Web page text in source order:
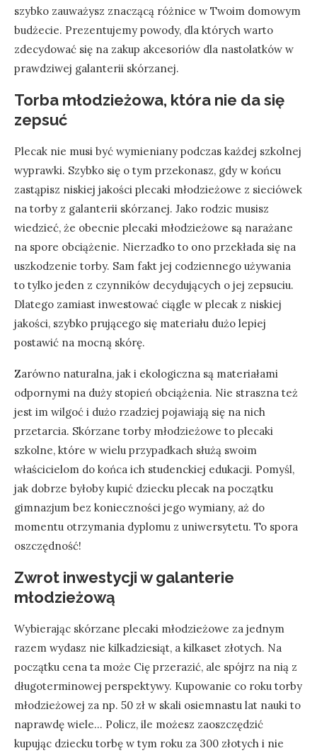
szybko zauważysz znaczącą różnice w Twoim domowym
budżecie. Prezentujemy powody, dla których warto
zdecydować się na zakup akcesoriów dla nastolatków w
prawdziwej galanterii skórzanej.
Torba młodzieżowa, która nie da się
zepsuć
Plecak nie musi być wymieniany podczas każdej szkolnej
wyprawki. Szybko się o tym przekonasz, gdy w końcu
zastąpisz niskiej jakości plecaki młodzieżowe z sieciówek
na torby z galanterii skórzanej. Jako rodzic musisz
wiedzieć, że obecnie plecaki młodzieżowe są narażane
na spore obciążenie. Nierzadko to ono przekłada się na
uszkodzenie torby. Sam fakt jej codziennego używania
to tylko jeden z czynników decydujących o jej zepsuciu.
Dlatego zamiast inwestować ciągle w plecak z niskiej
jakości, szybko prującego się materiału dużo lepiej
postawić na mocną skórę.
Zarówno naturalna, jak i ekologiczna są materiałami
odpornymi na duży stopień obciążenia. Nie straszna też
jest im wilgoć i dużo rzadziej pojawiają się na nich
przetarcia. Skórzane torby młodzieżowe to plecaki
szkolne, które w wielu przypadkach służą swoim
właścicielom do końca ich studenckiej edukacji. Pomyśl,
jak dobrze byłoby kupić dziecku plecak na początku
gimnazjum bez konieczności jego wymiany, aż do
momentu otrzymania dyplomu z uniwersytetu. To spora
oszczędność!
Zwrot inwestycji w galanterie
młodzieżową
Wybierając skórzane plecaki młodzieżowe za jednym
razem wydasz nie kilkadziesiąt, a kilkaset złotych. Na
początku cena ta może Cię przerazić, ale spójrz na nią z
długoterminowej perspektywy. Kupowanie co roku torby
młodzieżowej za np. 50 zł w skali osiemnastu lat nauki to
naprawdę wiele… Policz, ile możesz zaoszczędzić
kupując dziecku torbę w tym roku za 300 złotych i nie